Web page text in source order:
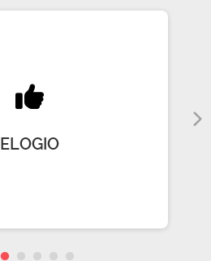
ELOGIO